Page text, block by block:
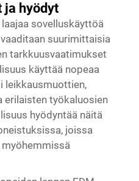
ja hyödyt
sovelluskäyttöä
suurimittaisia
tarkkuusvaatimukset
käyttää nopeaa
leikkausmuottien,
erilaisten työkaluosien
hyödyntää näitä
joissa
myöhemmissä